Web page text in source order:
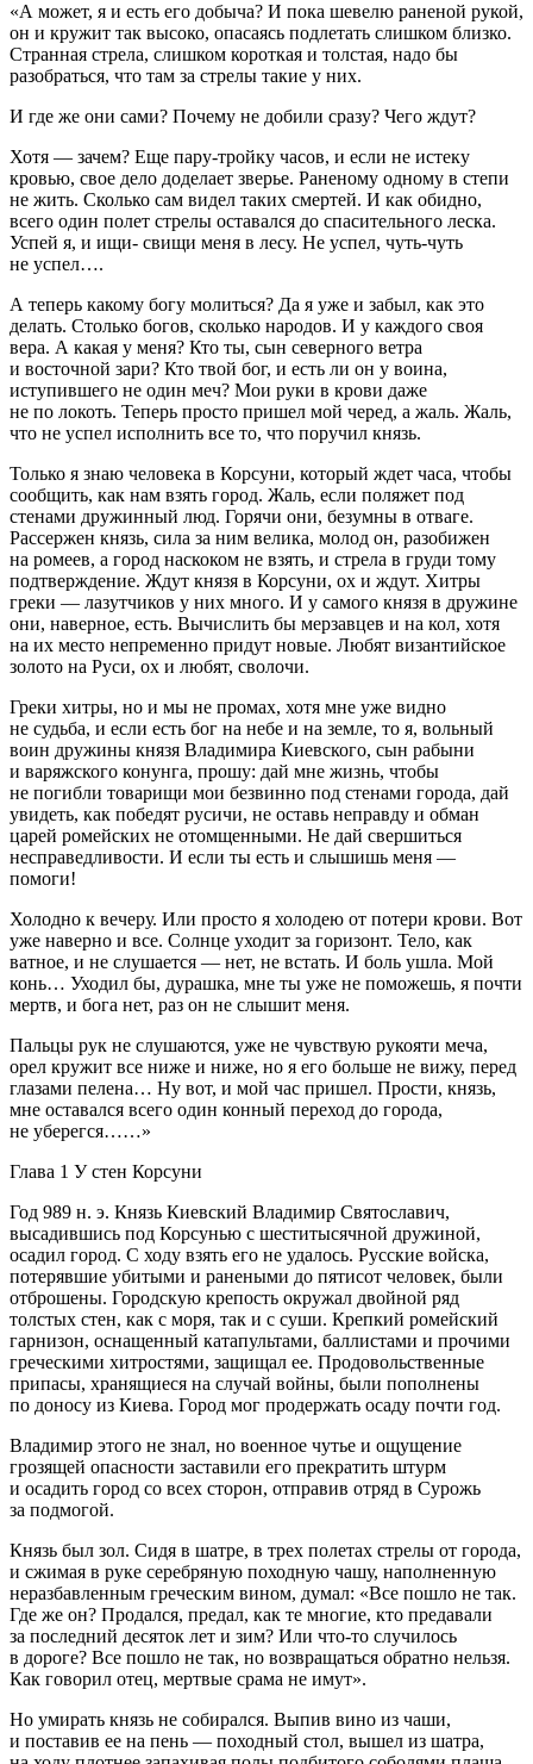
«А может, я и есть его добыча? И пока шевелю раненой рукой,
он и кружит так высоко, опасаясь подлетать слишком близко.
Странная стрела, слишком короткая и толстая, надо бы
разобраться, что там за стрелы такие у них.
И где же они сами? Почему не добили сразу? Чего ждут?
Хотя — зачем? Еще пару-тройку часов, и если не истеку
кровью, свое дело доделает зверье. Раненому одному в степи
не жить. Сколько сам видел таких смертей. И как обидно,
всего один полет стрелы оставался до спасительного леска.
Успей я, и ищи- свищи меня в лесу. Не успел, чуть-чуть
не успел….
А теперь какому богу молиться? Да я уже и забыл, как это
делать. Столько богов, сколько народов. И у каждого своя
вера. А какая у меня? Кто ты, сын северного ветра
и восточной зари? Кто твой бог, и есть ли он у воина,
иступившего не один меч? Мои руки в крови даже
не по локоть. Теперь просто пришел мой черед, а жаль. Жаль,
что не успел исполнить все то, что поручил князь.
Только я знаю человека в Корсуни, который ждет часа, чтобы
сообщить, как нам взять город. Жаль, если поляжет под
стенами дружинный люд. Горячи они, безумны в отваге.
Рассержен князь, сила за ним велика, молод он, разобижен
на ромеев, а город наскоком не взять, и стрела в груди тому
подтверждение. Ждут князя в Корсуни, ох и ждут. Хитры
греки — лазутчиков у них много. И у самого князя в дружине
они, наверное, есть. Вычислить бы мерзавцев и на кол, хотя
на их место непременно придут новые. Любят византийское
золото на Руси, ох и любят, сволочи.
Греки хитры, но и мы не промах, хотя мне уже видно
не судьба, и если есть бог на небе и на земле, то я, вольный
воин дружины князя Владимира Киевского, сын рабыни
и варяжского конунга, прошу: дай мне жизнь, чтобы
не погибли товарищи мои безвинно под стенами города, дай
увидеть, как победят русичи, не оставь неправду и обман
царей ромейских не отомщенными. Не дай свершиться
несправедливости. И если ты есть и слышишь меня —
помоги!
Холодно к вечеру. Или просто я холодею от потери крови. Вот
уже наверно и все. Солнце уходит за горизонт. Тело, как
ватное, и не слушается — нет, не встать. И боль ушла. Мой
конь… Уходил бы, дурашка, мне ты уже не поможешь, я почти
мертв, и бога нет, раз он не слышит меня.
Пальцы рук не слушаются, уже не чувствую рукояти меча,
орел кружит все ниже и ниже, но я его больше не вижу, перед
глазами пелена… Ну вот, и мой час пришел. Прости, князь,
мне оставался всего один конный переход до города,
не уберегся……»
Глава 1 У стен Корсуни
Год 989 н. э. Князь Киевский Владимир Святославич,
высадившись под Корсунью с шеститысячной дружиной,
осадил город. С ходу взять его не удалось. Русские войска,
потерявшие убитыми и ранеными до пятисот человек, были
отброшены. Городскую крепость окружал двойной ряд
толстых стен, как с моря, так и с суши. Крепкий ромейский
гарнизон, оснащенный катапультами, баллистами и прочими
греческими хитростями, защищал ее. Продовольственные
припасы, хранящиеся на случай войны, были пополнены
по доносу из Киева. Город мог продержать осаду почти год.
Владимир этого не знал, но военное чутье и ощущение
грозящей опасности заставили его прекратить штурм
и осадить город со всех сторон, отправив отряд в Сурожь
за подмогой.
Князь был зол. Сидя в шатре, в трех полетах стрелы от города,
и сжимая в руке серебряную походную чашу, наполненную
неразбавленным греческим вином, думал: «Все пошло не так.
Где же он? Продался, предал, как те многие, кто предавали
за последний десяток лет и зим? Или что-то случилось
в дороге? Все пошло не так, но возвращаться обратно нельзя.
Как говорил отец, мертвые срама не имут».
Но умирать князь не собирался. Выпив вино из чаши,
и поставив ее на пень — походный стол, вышел из шатра,